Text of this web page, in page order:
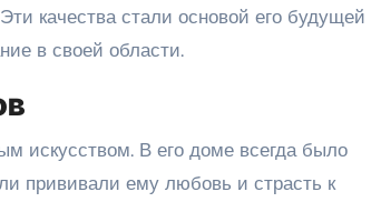
качества стали основой его будущей
в своей области.
искусством. В его доме всегда было
прививали ему любовь и страсть к